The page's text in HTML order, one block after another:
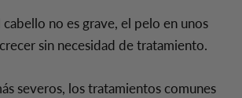
no es grave, el pelo en unos
sin necesidad de tratamiento.
severos, los tratamientos comunes